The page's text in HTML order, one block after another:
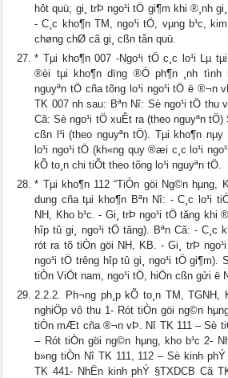
hôt quü; gi¸ trÞ ngo¹i tÖ gi¶m khi ®¸nh
- C¸c kho¶n TM, ngo¹i tÖ, vµng b¹c,
chøng chØ cã gi¸ cßn tån quü.
* Tµi kho¶n 007 -Ngo¹i tÖ c¸c lo¹i Lµ
®èi tµi kho¶n dïng ®Ó ph¶n ¸nh tình
nguyªn tÖ cña tõng lo¹i ngo¹i tÖ ë ®¬n
TK 007 nh­ sau: Bªn Nî: Sè ngo¹i tÖ thu
Cã: Sè ngo¹i tÖ xuÊt ra (theo nguyªn tÖ)
cßn l¹i (theo nguyªn tÖ). Tµi kho¶n nµy
lo¹i ngo¹i tÖ (kh«ng quy ®æi c¸c lo¹i
kÕ to¸n chi tiÕt theo tõng lo¹i nguyªn tÖ.
* Tµi kho¶n 112 “TiÒn göi Ng©n hµng,
dung cña tµi kho¶n Bªn Nî: - C¸c lo¹i
NH, Kho b¹c. - Gi¸ trÞ ngo¹i tÖ tăng khi
hîp tû gi¸ ngo¹i tÖ tăng). Bªn Cã: - C¸c
rót ra tõ tiÒn göi NH, KB. - Gi¸ trÞ
ngo¹i tÖ tr­êng hîp tû gi¸ ngo¹i tÖ gi¶m).
tiÒn ViÖt nam, ngo¹i tÖ, hiÖn cßn gửi ë
2.2.2. Ph­¬ng ph¸p kÕ to¸n TM, TGNH,
nghiÖp vô thu 1- Rót tiÒn göi ng©n
tiÒn mÆt cña ®¬n vÞ. Nî TK 111 – Sè
– Rót tiÒn göi ng©n hµng, kho b¹c 2-
b»ng tiÒn Nî TK 111, 112 – Sè kinh
TK 441- NhËn kinh phÝ §TXDCB Cã